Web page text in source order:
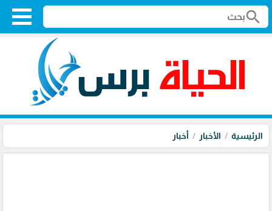
search
الرئيسية الأخبار أخبار